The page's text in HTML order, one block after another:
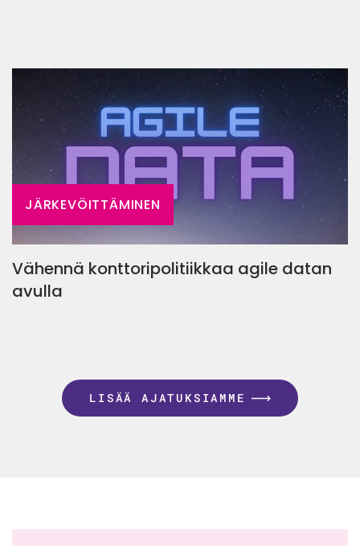
JÄRKEVÖITTÄMINEN
Vähennä konttoripolitiikkaa agile datan
avulla
LISÄÄ AJATUKSIAMME